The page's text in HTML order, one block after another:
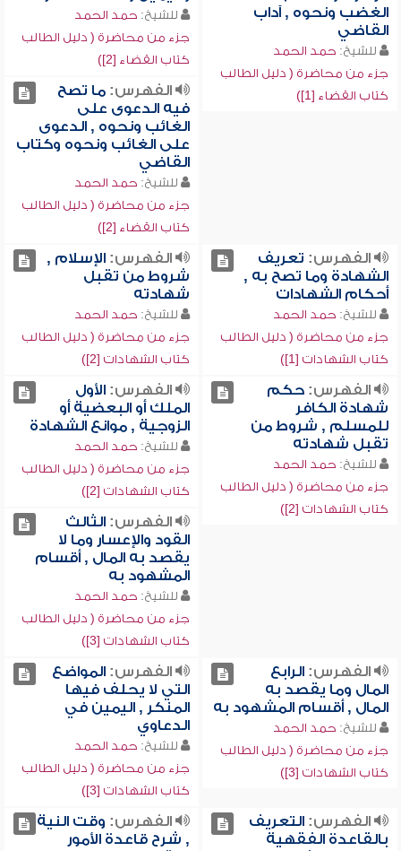
الغضب ونحوه , آداب
القاضي
للشيخ: حمد الحمد
جزء من محاضرة ( دليل الطالب
كتاب القضاء [1])
للشيخ: حمد الحمد
جزء من محاضرة ( دليل الطالب
كتاب القضاء [2])
الفهرس:ما تصح
فيه الدعوى على
الغائب ونحوه , الدعوى
على الغائب ونحوه وكتاب
القاضي
للشيخ: حمد الحمد
جزء من محاضرة ( دليل الطالب
كتاب القضاء [2])
الفهرس: تعريف
الشهادة وما تصح به ,
أحكام الشهادات
للشيخ: حمد الحمد
جزء من محاضرة ( دليل الطالب
كتاب الشهادات [1])
الفهرس:الإسلام ,
شروط من تقبل
شهادته
للشيخ: حمد الحمد
جزء من محاضرة ( دليل الطالب
كتاب الشهادات [2])
الفهرس:حكم
شهادة الكافر
للمسلم , شروط من
تقبل شهادته
للشيخ: حمد الحمد
جزء من محاضرة ( دليل الطالب
كتاب الشهادات [2])
الفهرس:الأول
الملك أو البعضية أو
الزوجية , موانع الشهادة
للشيخ: حمد الحمد
جزء من محاضرة ( دليل الطالب
كتاب الشهادات [2])
الفهرس:الثالث
القود والإعسار وما لا
يقصد به المال , أقسام
المشهود به
للشيخ: حمد الحمد
جزء من محاضرة ( دليل الطالب
كتاب الشهادات [3])
الفهرس:الرابع
المال وما يقصد به
المال , أقسام المشهود به
للشيخ: حمد الحمد
جزء من محاضرة ( دليل الطالب
كتاب الشهادات [3])
الفهرس:المواضع
التي لا يحلف فيها
المنكر , اليمين في
الدعاوي
للشيخ: حمد الحمد
جزء من محاضرة ( دليل الطالب
كتاب الشهادات [3])
الفهرس:التعريف
بالقاعدة الفقهية
الفهرس: وقت النية
, شرح قاعدة الأمور